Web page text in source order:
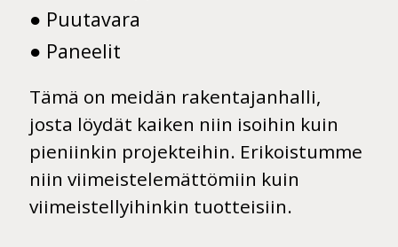
● Puutavara
● Paneelit
Tämä on meidän rakentajanhalli,
josta löydät kaiken niin isoihin kuin
pieniinkin projekteihin. Erikoistumme
niin viimeistelemättömiin kuin
viimeistellyihinkin tuotteisiin.